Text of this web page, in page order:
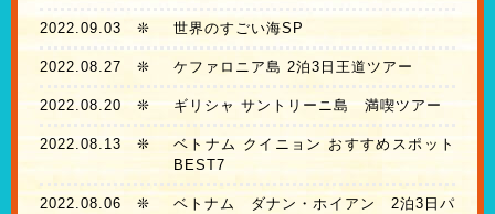
2022.09.03 ❊ 世界のすごい海SP
2022.08.27 ❊ ケファロニア島 2泊3日王道ツアー
2022.08.20❊ ギリシャ サントリーニ島 満喫ツアー
2022.08.13 ❊
ベトナム クイニョン おすすめスポット
BEST7
2022.08.06 ❊
ベトナム ダナン・ホイアン 2泊3日パ